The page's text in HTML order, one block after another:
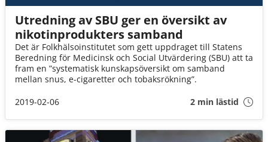
Utredning av SBU ger en översikt av
nikotinprodukters samband
Det är Folkhälsoinstitutet som gett uppdraget till Statens
Beredning för Medicinsk och Social Utvärdering (SBU) att ta
fram en ”systematisk kunskapsöversikt om samband
mellan snus, e-cigaretter och tobaksrökning”.
2019-02-06
2 min lästid